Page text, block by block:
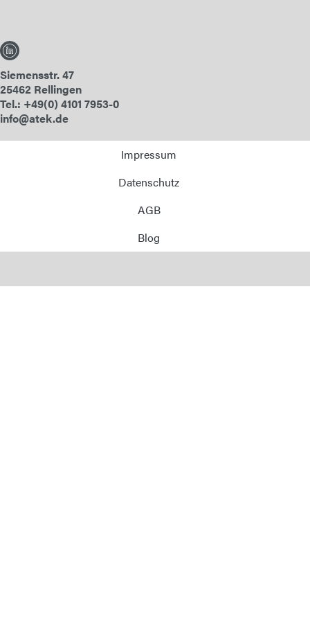
Anschrift
Nachricht
Siemensstr. 47
25462 Rellingen
Tel.: +49(0) 4101 7953-0
info@atek.de
Impressum
Datenschutz
AGB
Blog